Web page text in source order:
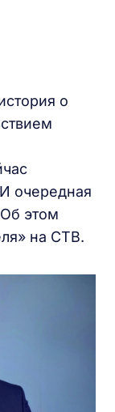
о
очередная
этом
на СТВ.